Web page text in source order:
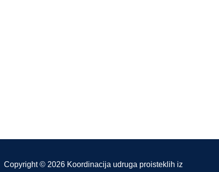
Copyright © 2026 Koordinacija udruga proisteklih iz